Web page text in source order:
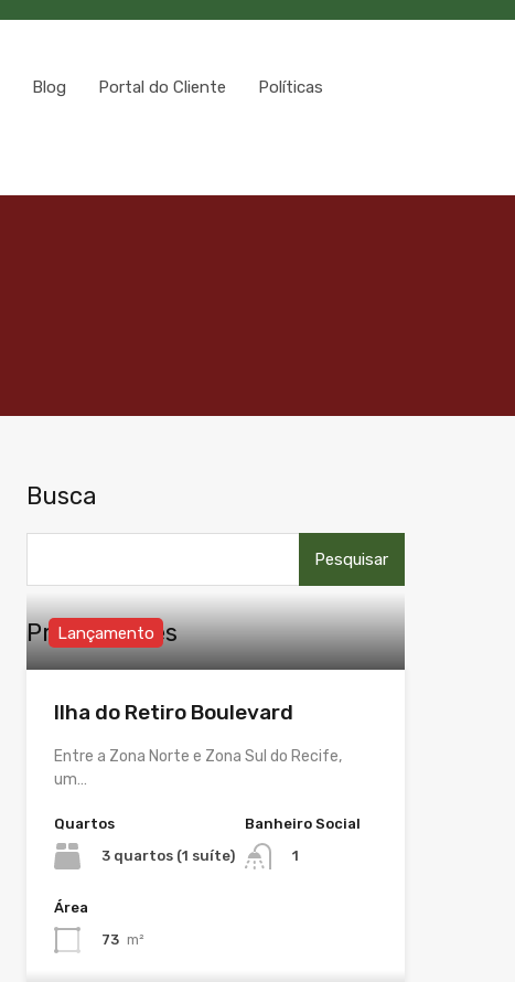
Blog Portal do Cliente Políticas
Busca
por:
Propriedades
Lançamento
Ilha do Retiro Boulevard
Entre a Zona Norte e Zona Sul do Recife,
um…
Quartos
3 quartos (1 suíte)
Banheiro Social
1
Área
73 m²